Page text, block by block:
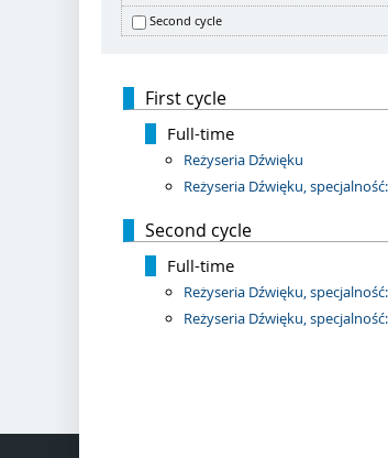
Second cycle
First cycle
Full-time
Reżyseria Dźwięku
Reżyseria Dźwięku,
Second cycle
Full-time
Reżyseria Dźwięku,
Reżyseria Dźwięku,